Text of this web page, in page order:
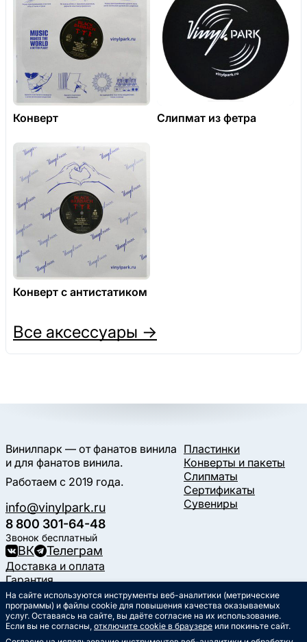
Конверт Слипмат из фетра
Конверт с антистатиком
Все аксессуары →
Винилпарк — от фанатов винила
и для фанатов винила.
Работаем с 2019 года.
info@vinylpark.ru
8 800 301-64-48
Звонок бесплатный
ВК Телеграм
Пластинки
Конверты и пакеты
Слипматы
Сертификаты
Сувениры
Доставка и оплата
Гарантия
Контакты
Статьи
Музыкальный календарь
Документы
На сайте используются инструменты веб-аналитики (метрические
программы) и файлы cookie для повышения качества оказываемых
услуг. Оставаясь на сайте, вы даёте согласие на их использование.
Если вы не согласны, отключите cookie в браузере или покиньте сайт.